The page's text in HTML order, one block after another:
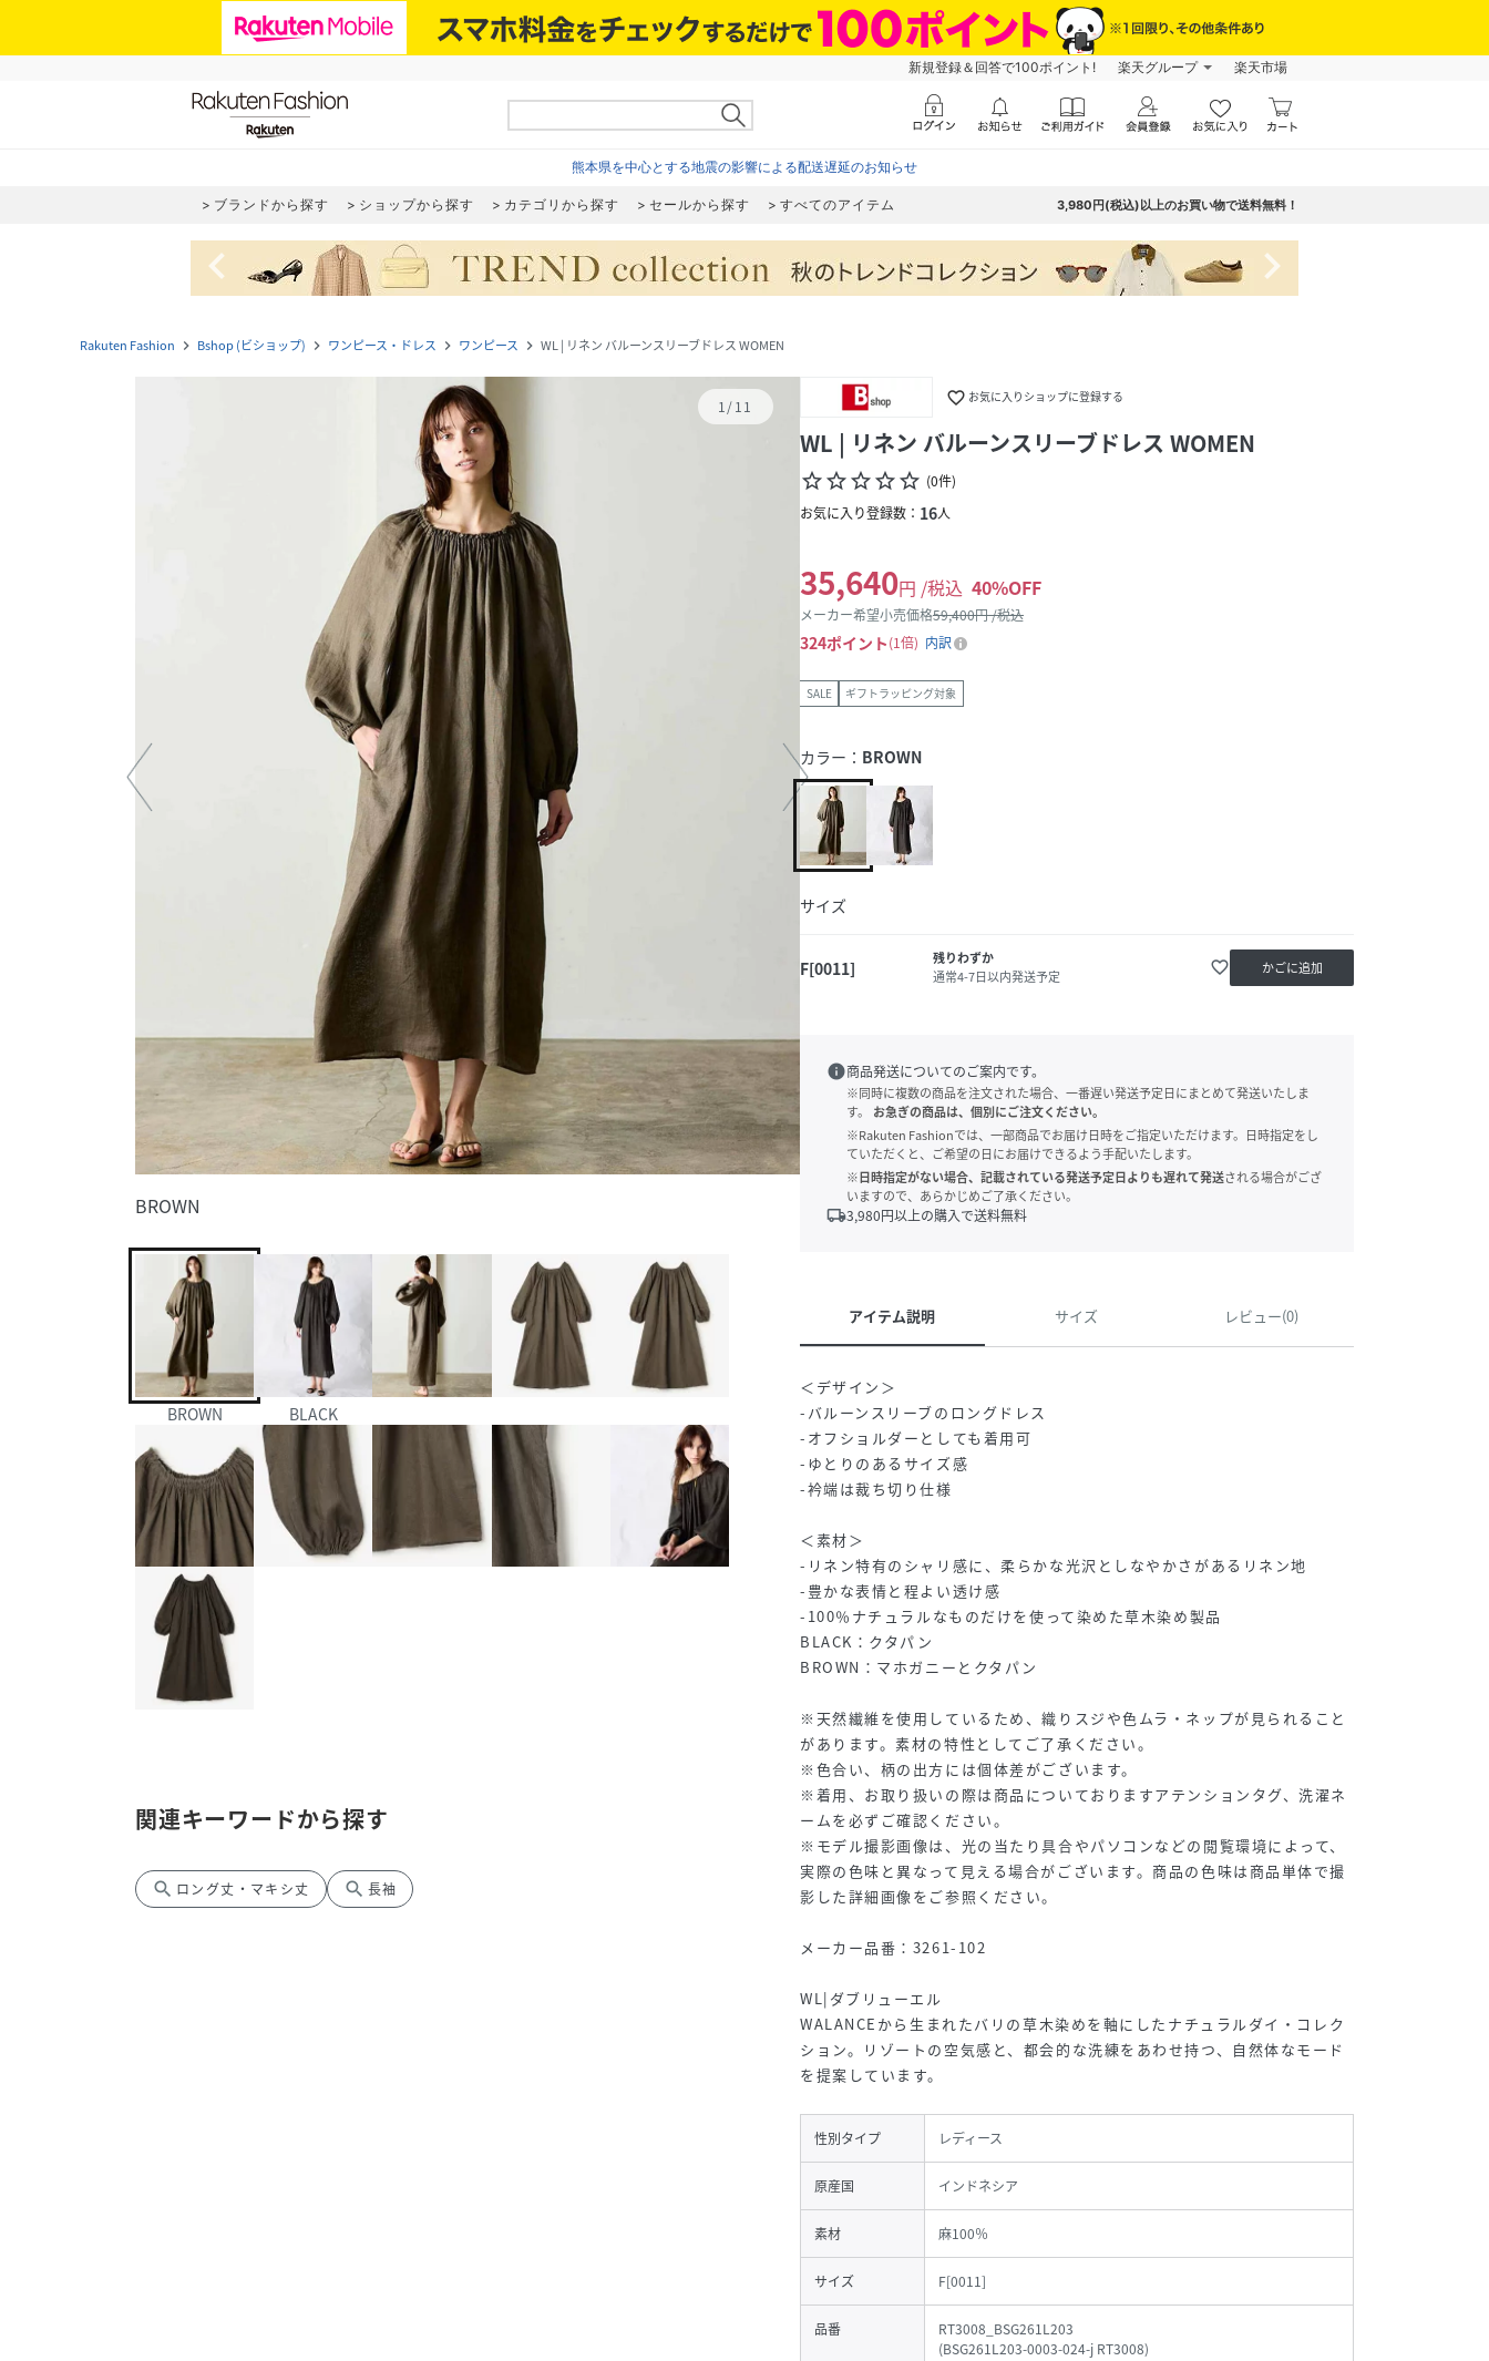
新規登録＆回答で100ポイント! 楽天グループ 楽天市場
熊本県を中心とする地震の影響による配送遅延のお知らせ
ブランドから探す ショップから探す カテゴリから探す セールから探す すべてのアイテム 3,980円(税込)以上のお買い物で送料無料！
navigate_before navigate_next
Rakuten Fashion navigate_next Bshop (ビショップ) navigate_next ワンピース・ドレス navigate_next ワンピース navigate_next WL | リネン バルーンスリーブドレス WOMEN
1/11
BROWN
BROWN BLACK
関連キーワードから探す
search ロング丈・マキシ丈 search 長袖
favorite_border お気に入りショップに登録する
WL | リネン バルーンスリーブドレス WOMEN
star_borderstar_borderstar_borderstar_borderstar_border (0件)
お気に入り登録数： 16人
35,640円 /税込 40%OFF
メーカー希望小売価格59,400円 /税込
324ポイント 1倍 内訳
SALE ギフトラッピング対象
カラー： BROWN
サイズ
F[0011]
残りわずか
通常4-7日以内発送予定
favorite_border かごに追加
info商品発送についてのご案内です。
※同時に複数の商品を注文された場合、一番遅い発送予定日にまとめて発送いたしま
す。
お急ぎの商品は、個別にご注文ください。
※Rakuten Fashionでは、一部商品でお届け日時をご指定いただけます。日時指定をし
ていただくと、ご希望の日にお届けできるよう手配いたします。
※日時指定がない場合、記載されている発送予定日よりも遅れて発送される場合がござ
いますので、あらかじめご了承ください。
local_shipping3,980円以上の購入で送料無料
アイテム説明 サイズ レビュー(0)
＜デザイン＞
-バルーンスリーブのロングドレス
-オフショルダーとしても着用可
-ゆとりのあるサイズ感
-衿端は裁ち切り仕様
＜素材＞
-リネン特有のシャリ感に、柔らかな光沢としなやかさがあるリネン地
-豊かな表情と程よい透け感
-100％ナチュラルなものだけを使って染めた草木染め製品
BLACK：クタパン
BROWN：マホガニーとクタパン
※天然繊維を使用しているため、織りスジや色ムラ・ネップが見られること
があります。素材の特性としてご了承ください。
※色合い、柄の出方には個体差がございます。
※着用、お取り扱いの際は商品についておりますアテンションタグ、洗濯ネ
ームを必ずご確認ください。
※モデル撮影画像は、光の当たり具合やパソコンなどの閲覧環境によって、
実際の色味と異なって見える場合がございます。商品の色味は商品単体で撮
影した詳細画像をご参照ください。
メーカー品番：3261-102
WL|ダブリューエル
WALANCEから生まれたバリの草木染めを軸にしたナチュラルダイ・コレク
ション。リゾートの空気感と、都会的な洗練をあわせ持つ、自然体なモード
を提案しています。
性別タイプ レディース
原産国 インドネシア
素材 麻100％
サイズ F[0011]
品番
RT3008_BSG261L203
(BSG261L203-0003-024-j RT3008)